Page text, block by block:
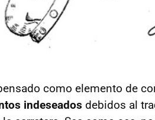
como elemento de
indeseados debidos al